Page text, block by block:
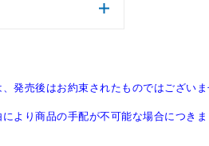
発売後はお約束されたものではござい
より商品の手配が不可能な場合につき